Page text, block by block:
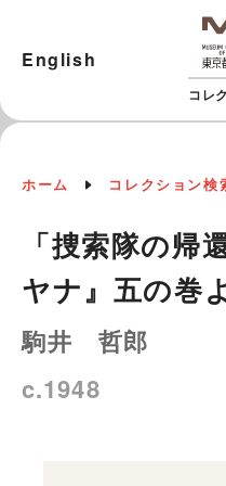
コレ
English
ホーム コレクション検
「捜索隊の帰
ヤナ』五の巻
駒井 哲郎
c.1948